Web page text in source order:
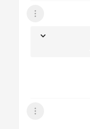
عرض القائمة
عرض القائمة